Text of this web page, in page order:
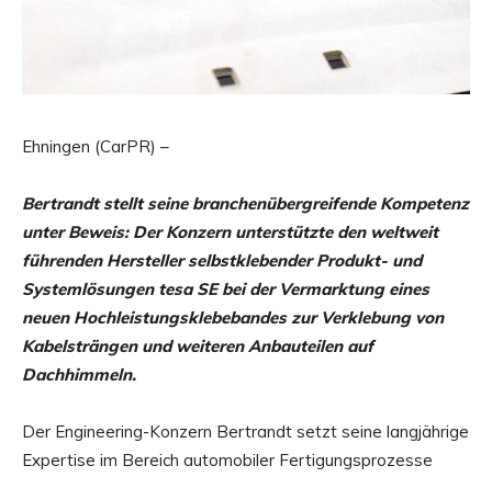
Ehningen (CarPR) –
Bertrandt stellt seine branchenübergreifende Kompetenz
unter Beweis: Der Konzern unterstützte den weltweit
führenden Hersteller selbstklebender Produkt- und
Systemlösungen tesa SE bei der Vermarktung eines
neuen Hochleistungsklebebandes zur Verklebung von
Kabelsträngen und weiteren Anbauteilen auf
Dachhimmeln.
Der Engineering-Konzern Bertrandt setzt seine langjährige
Expertise im Bereich automobiler Fertigungsprozesse